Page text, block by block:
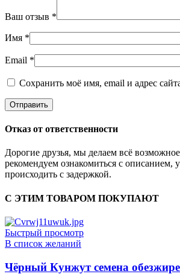
Ваш отзыв *
Имя *
Email *
Сохранить моё имя, email и адрес
Отказ от ответственности
Дорогие друзья, мы делаем всё
рекомендуем ознакомиться с описанием,
происходить с задержкой.
С ЭТИМ ТОВАРОМ ПОКУПАЮТ
Быстрый просмотр
В список желаний
Чёрный Кунжут семена